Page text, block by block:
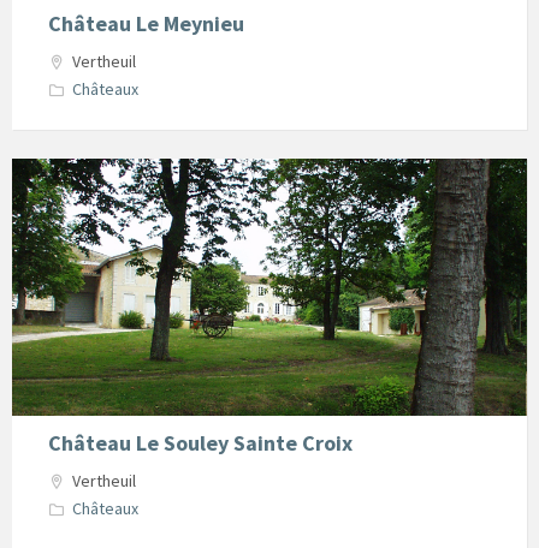
Château Le Meynieu
Vertheuil
Châteaux
Chateau
Le
souley
sainte
croix
Vertheuil
Château Le Souley Sainte Croix
Vertheuil
Châteaux